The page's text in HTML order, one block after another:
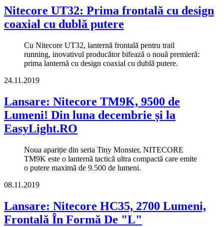
Nitecore UT32: Prima frontală cu design
coaxial cu dublă putere
Cu Nitecore UT32, lanternă frontală pentru trail
running, inovativul producător bifează o nouă premieră:
prima lanternă cu design coaxial cu dublă putere.
24.11.2019
Lansare: Nitecore TM9K, 9500 de
Lumeni! Din luna decembrie și la
EasyLight.RO
Noua apariție din seria Tiny Monster, NITECORE
TM9K este o lanternă tactică ultra compactă care emite
o putere maximă de 9.500 de lumeni.
08.11.2019
Lansare: Nitecore HC35, 2700 Lumeni,
Frontală În Formă De "L"